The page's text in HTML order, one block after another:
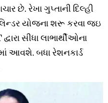
છે. રેખા ગુપ્તાની દિલ્હી
યોજના શરૂ કરવા જઇ
સીધા લાભાર્થીઓના
આવશે. બધા રેશનકાર્ડ